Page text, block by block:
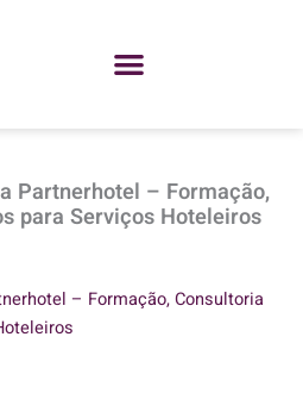
Partnerhotel – Formação,
para Serviços Hoteleiros
– Formação, Consultoria